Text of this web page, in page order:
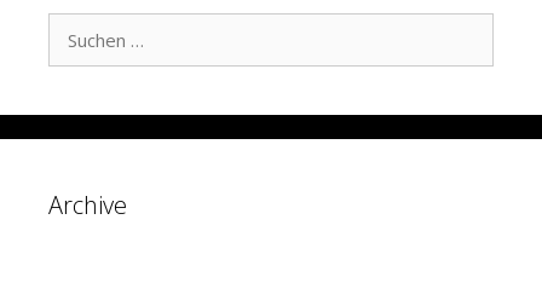
nach:
Archive